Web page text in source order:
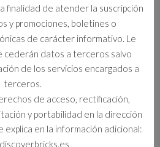
finalidad de atender la suscripción
y promociones, boletines o
de carácter informativo. Le
cederán datos a terceros salvo
de los servicios encargados a
terceros.
de acceso, rectificación,
y portabilidad en la dirección
explica en la información adicional: